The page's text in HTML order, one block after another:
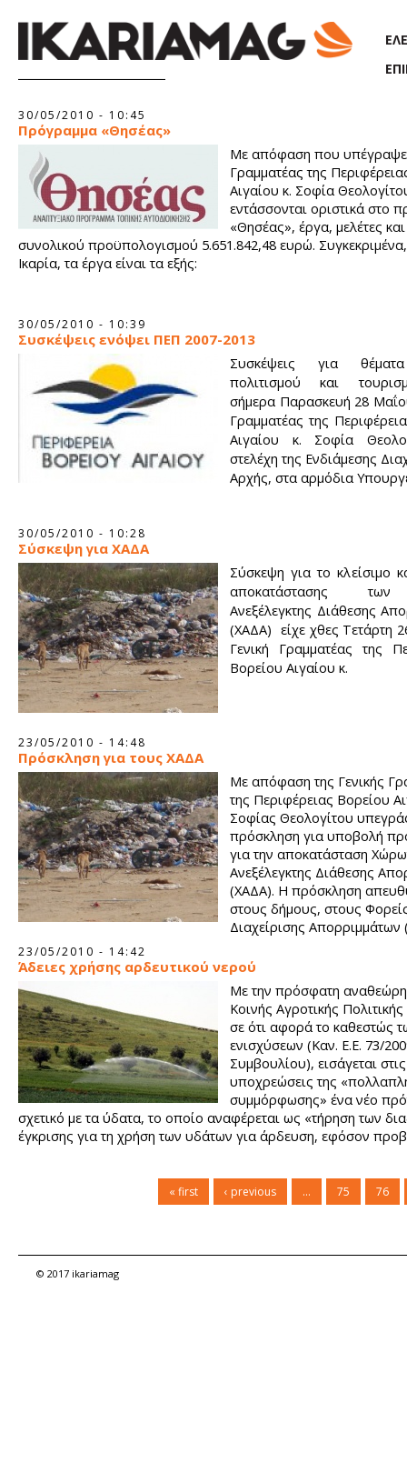
30/05/2010 - 10:45
Πρόγραμμα «Θησέας»
Με απόφαση που υπέγραψε
Γραμματέας της
Αιγαίου κ. Σοφία
εντάσσονται οριστικά στο
«Θησέας», έργα, μελέτες και
συνολικού προϋπολογισμού 5.651.842,48 ευρώ. Συγκεκριμένα,
Ικαρία, τα έργα είναι τα εξής:
30/05/2010 - 10:39
Συσκέψεις ενόψει ΠΕΠ 2007-2013
Συσκέψεις για
πολιτισμού και
σήμερα Παρασκευή 28
Γραμματέας της
Αιγαίου κ. Σοφία
στελέχη της Ενδιάμεσης
Αρχής, στα αρμόδια
30/05/2010 - 10:28
Σύσκεψη για ΧΑΔΑ
Σύσκεψη για το κλείσιμο
αποκατάστασης
Ανεξέλεγκτης Διάθεσης
(ΧΑΔΑ) είχε χθες Τετάρτη
Γενική Γραμματέας της
Βορείου Αιγαίου κ.
23/05/2010 - 14:48
Πρόσκληση για τους ΧΑΔΑ
Με απόφαση της Γενικής
της Περιφέρειας Βορείου
Σοφίας Θεολογίτου
πρόσκληση για υποβολή
για την αποκατάσταση
Ανεξέλεγκτης Διάθεσης
(ΧΑΔΑ). Η πρόσκληση
στους δήμους, στους
Διαχείρισης
Περιφέρειας Βορείου Αιγαίου και στην Περιφέρεια Βορείου
23/05/2010 - 14:42
Άδειες χρήσης αρδευτικού νερού
Με την πρόσφατη
Κοινής Αγροτικής
σε ότι αφορά το καθεστώς
ενισχύσεων (Καν. Ε.Ε. 73/
Συμβουλίου), εισάγεται στις
υποχρεώσεις της
συμμόρφωσης» ένα νέο
σχετικό με τα ύδατα, το οποίο αναφέρεται ως «τήρηση των
έγκρισης για τη χρήση των υδάτων για άρδευση, εφόσον
« first ‹ previous … 75 76
© 2017 ikariamag